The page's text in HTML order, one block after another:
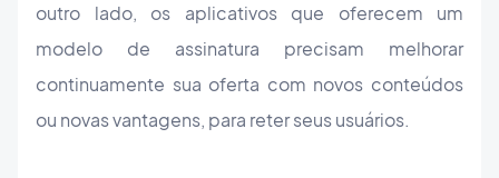
outro lado, os aplicativos que oferecem um
modelo de assinatura precisam melhorar
continuamente sua oferta com novos conteúdos
ou novas vantagens, para reter seus usuários.